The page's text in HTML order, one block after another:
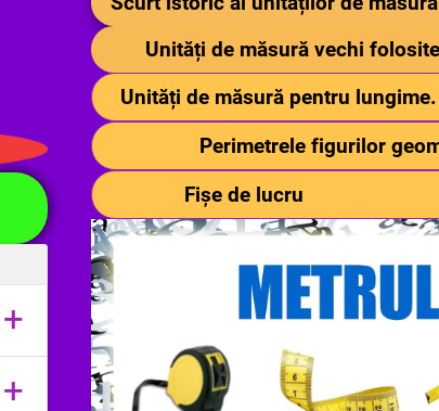
+
+
Unități de măsură vechi
Unități de măsură pentru
Perimetrele figurilor
Fișe de lucru